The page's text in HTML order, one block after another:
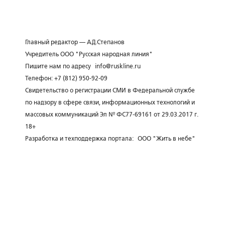
Главный редактор — А.Д.Степанов
Учредитель ООО "Русская народная линия"
Пишите нам по адресу
info@ruskline.ru
Телефон: +7 (812) 950-92-09
Свидетельство о регистрации СМИ в Федеральной службе
по надзору в сфере связи, информационных технологий и
массовых коммуникаций Эл № ФС77-69161 от 29.03.2017 г.
18+
Разработка и техподдержка портала: ООО "Жить в небе"